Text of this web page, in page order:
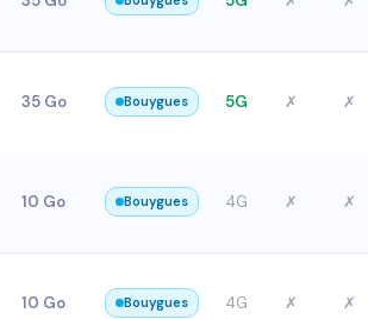
35 Go Bouygues 5G ✗ ✗
10 Go Bouygues 4G ✗ ✗
10 Go Bouygues 4G ✗ ✗